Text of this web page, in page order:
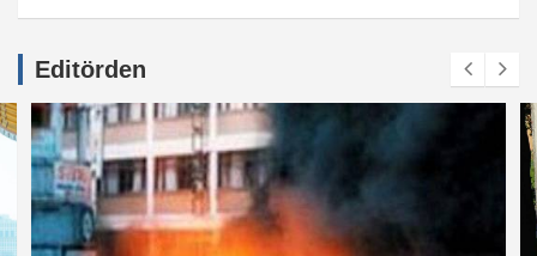
Editörden